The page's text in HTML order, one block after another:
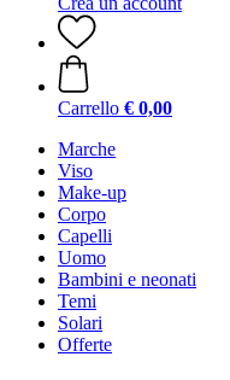
Carrello € 0,00
Marche
Viso
Make-up
Corpo
Capelli
Uomo
Bambini e neonati
Temi
Solari
Offerte